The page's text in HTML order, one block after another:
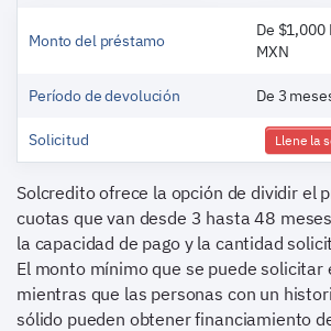
Monto del préstamo
De $1,000
MXN
Período de devolución De 3
Solicitud Llene la
Solcredito ofrece la opción de dividir el
cuotas que van desde 3 hasta 48
la capacidad de pago y la cantidad
El monto mínimo que se puede solicitar
mientras que las personas con un
sólido pueden obtener financiamiento